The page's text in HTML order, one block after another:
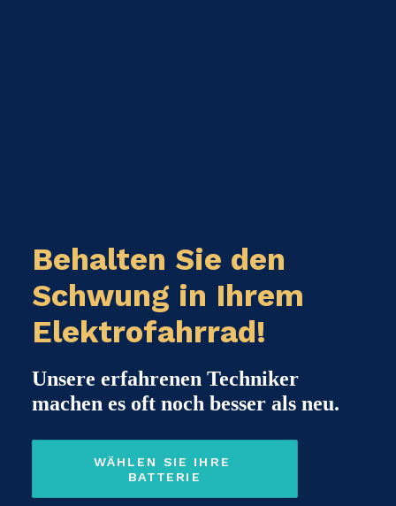
Behalten Sie den
Schwung in Ihrem
Elektrofahrrad!
Unsere erfahrenen Techniker
machen es oft noch besser als neu.
WÄHLEN SIE IHRE
BATTERIE